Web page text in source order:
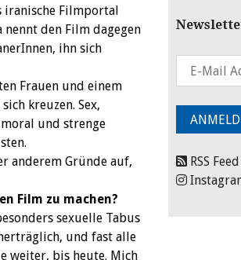
iranische Filmportal
nennt den Film dagegen
ihn sich
Frauen und einem
kreuzen. Sex,
und strenge
anderem Gründe auf,
Film zu machen?
sexuelle Tabus
und fast alle
weiter, bis heute. Mich
RSS Feed